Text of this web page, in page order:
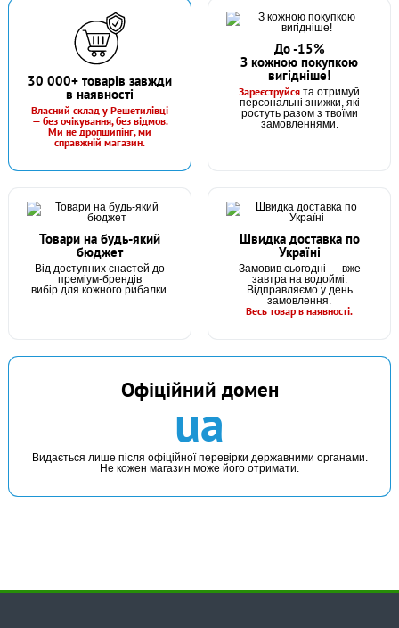
#1650068
В наявності
Маг: 500 шт Базар: 100 шт
2 грн 600 шт.
КУПИТИ
30 000+ товарів завжди
в наявності
Власний склад у Решетилівці
— без очікування, без відмов.
Ми не дропшипінг, ми
справжній магазин.
До -15%
З кожною покупкою
вигідніше!
Зареєструйся та отримуй
персональні знижки, які
ростуть разом з твоїми
замовленнями.
Товари на будь-який
бюджет
Від доступних снастей до
преміум-брендів
вибір для кожного рибалки.
Швидка доставка по
Україні
Замовив сьогодні — вже
завтра на водоймі.
Відправляємо у день
замовлення.
Весь товар в наявності.
Офіційний домен
ua
Видається лише після офіційної перевірки державними органами.
Не кожен магазин може його отримати.